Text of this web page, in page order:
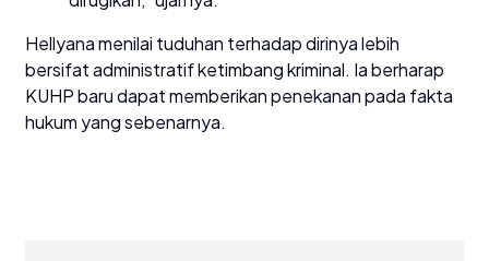
Hellyana menilai tuduhan terhadap dirinya lebih
bersifat administratif ketimbang kriminal. Ia berharap
KUHP baru dapat memberikan penekanan pada fakta
hukum yang sebenarnya.